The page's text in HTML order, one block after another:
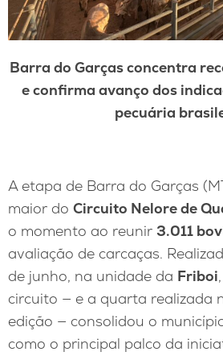
Barra do Garças concentra
e confirma avanço dos
pecuária
A etapa de Barra do Garças
maior do Circuito Nelore de
o momento ao reunir 3.011
avaliação de carcaças.
de junho, na unidade da Friboi
circuito — e a quarta realizada
edição — consolidou o
como o principal palco da